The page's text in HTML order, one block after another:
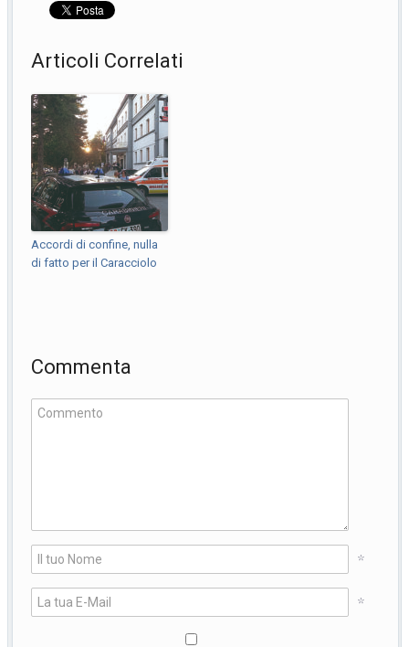
Articoli Correlati
Accordi di confine, nulla
di fatto per il Caracciolo
Commenta
*
*